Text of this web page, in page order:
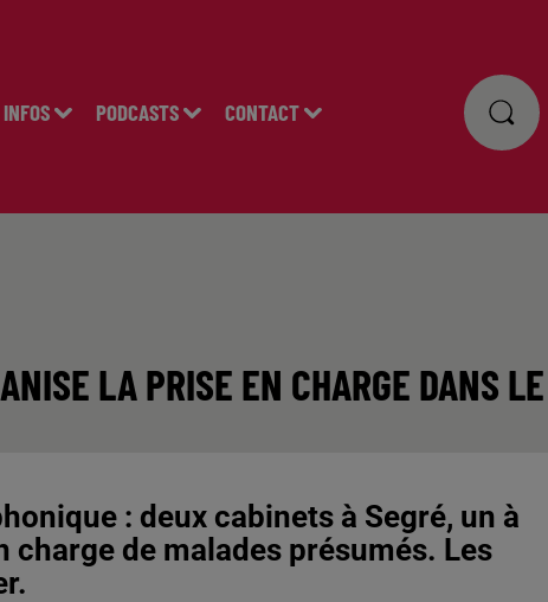
INFOS PODCASTS CONTACT
LA PRISE EN CHARGE DANS
: deux cabinets à Segré, un à
de malades présumés. Les